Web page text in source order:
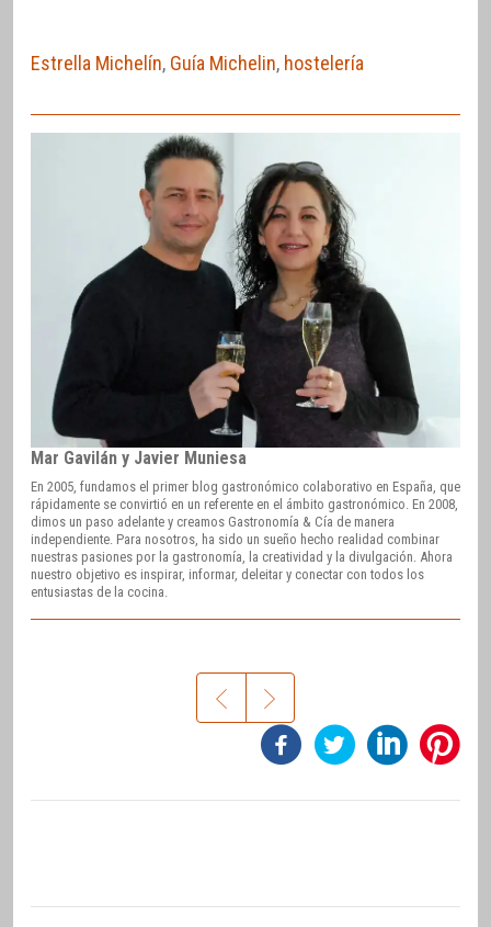
Estrella Michelín, Guía Michelin, hostelería
Mar Gavilán y Javier Muniesa
En 2005, fundamos el primer blog gastronómico colaborativo en España, que
rápidamente se convirtió en un referente en el ámbito gastronómico. En 2008,
dimos un paso adelante y creamos Gastronomía & Cía de manera
independiente. Para nosotros, ha sido un sueño hecho realidad combinar
nuestras pasiones por la gastronomía, la creatividad y la divulgación. Ahora
nuestro objetivo es inspirar, informar, deleitar y conectar con todos los
entusiastas de la cocina.